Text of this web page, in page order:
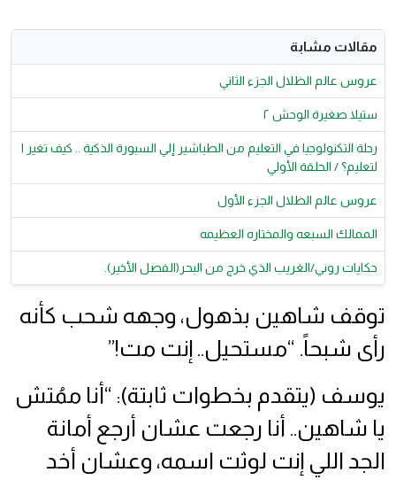
مقالات مشابة
عروس عالم الظلال الجزء الثاني
ستيلا صغيرة الوحش ٢
رحلة التكنولوجيا في التعليم من الطباشير إلي السبورة الذكية .. كيف تغير ا
لتعليم؟ / الحلقة الأولي
عروس عالم الظلال الجزء الأول
الممالك السبعه والمختاره العظيمه
حكايات روني/الغريب الذي خرج من البحر(الفصل الأخير).
توقف شاهين بذهول، وجهه شحب كأنه
رأى شبحاً. “مستحيل.. إنت مت!”
يوسف (يتقدم بخطوات ثابتة): “أنا ممُتش
يا شاهين.. أنا رجعت عشان أرجع أمانة
الجد اللي إنت لوثت اسمه، وعشان أخد